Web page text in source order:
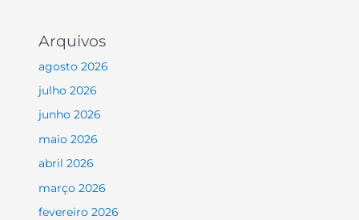
Arquivos
agosto 2026
julho 2026
junho 2026
maio 2026
abril 2026
março 2026
fevereiro 2026